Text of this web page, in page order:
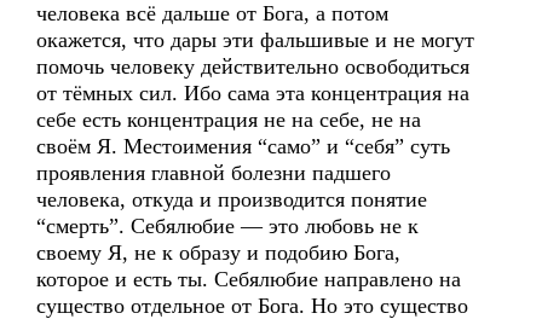
человека всё дальше от Бога, а потом
окажется, что дары эти фальшивые и не могут
помочь человеку действительно освободиться
от тёмных сил. Ибо сама эта концентрация на
себе есть концентрация не на себе, не на
своём Я. Местоимения “само” и “себя” суть
проявления главной болезни падшего
человека, откуда и производится понятие
“смерть”. Себялюбие — это любовь не к
своему Я, не к образу и подобию Бога,
которое и есть ты. Себялюбие направлено на
существо отдельное от Бога. Но это существо